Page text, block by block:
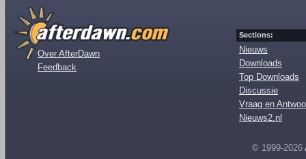
Over AfterDawn
Feedback
Sections:
Nieuws
Downloads
Top Downloads
Discussie
Vraag en
Nieuws2.nl
© 1999-2026